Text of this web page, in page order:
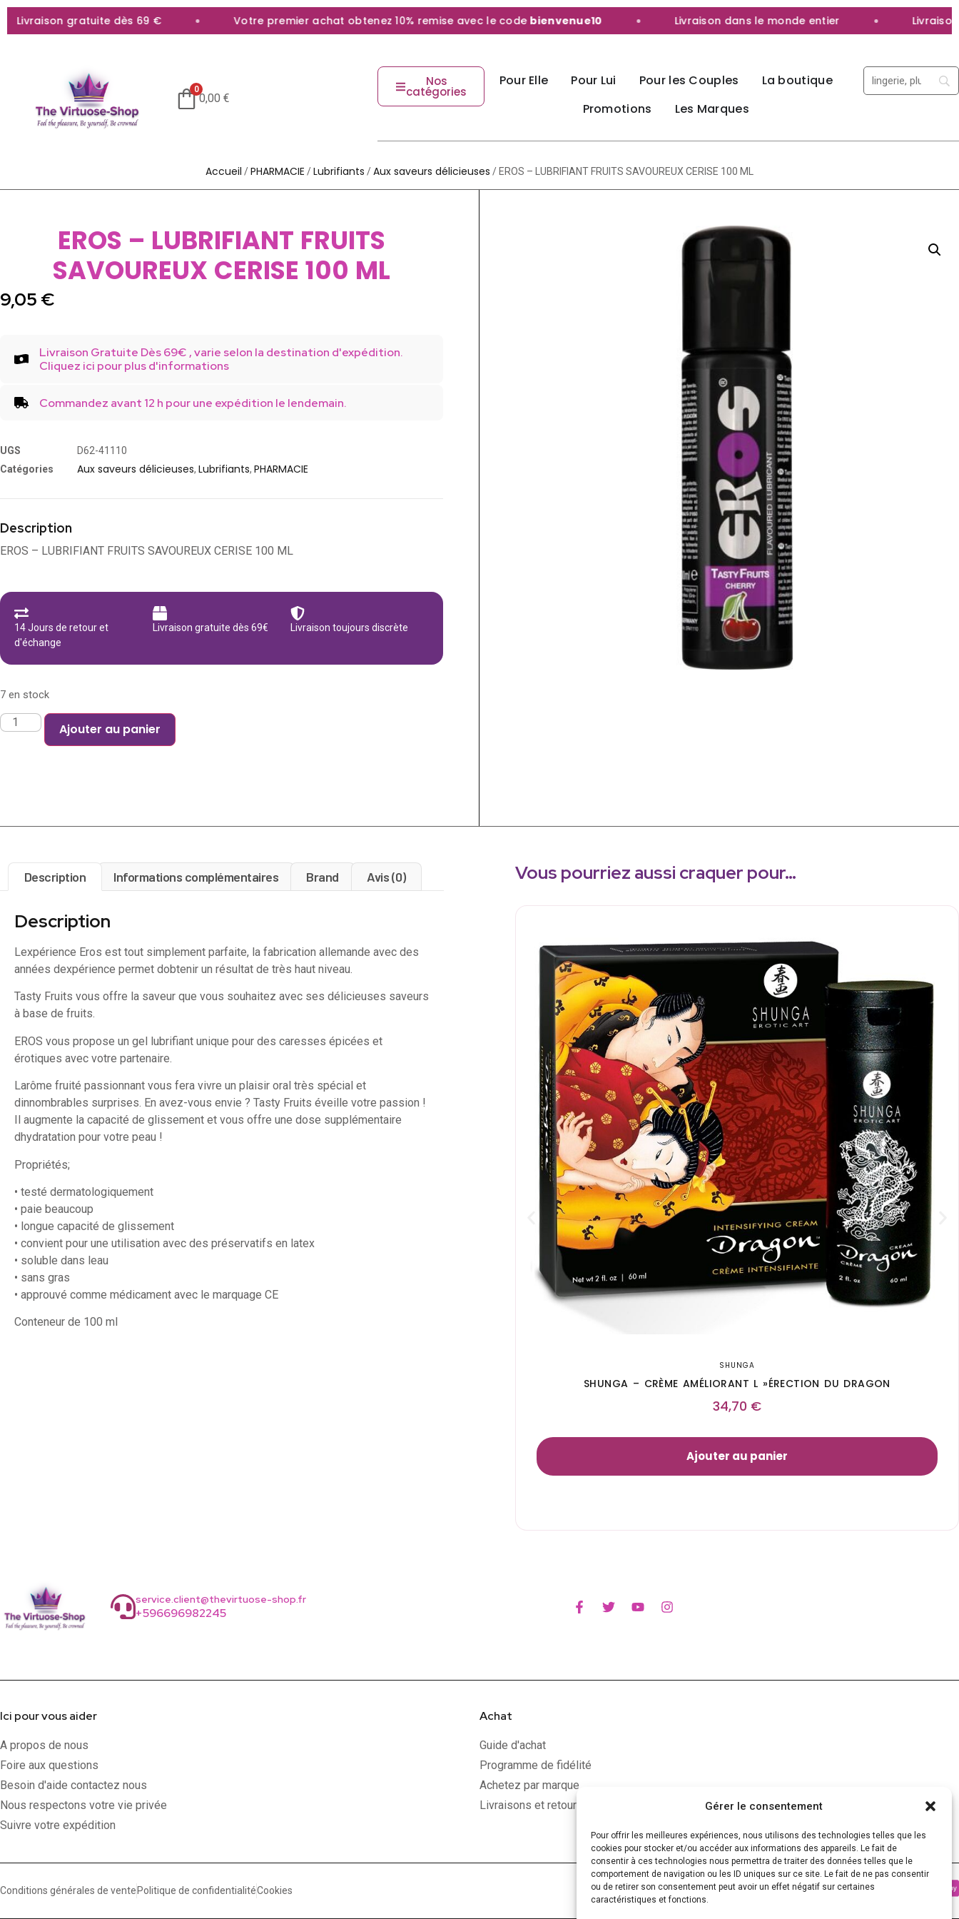
Gérer le consentement
Pour offrir les meilleures expériences, nous utilisons des technologies telles que les
cookies pour stocker et/ou accéder aux informations des appareils. Le fait de
consentir à ces technologies nous permettra de traiter des données telles que le
comportement de navigation ou les ID uniques sur ce site. Le fait de ne pas consentir
ou de retirer son consentement peut avoir un effet négatif sur certaines
caractéristiques et fonctions.
gratuite dès 69 € Votre premier achat obtenez 10% remise avec le code bienvenue10 Livraison dans le monde entier Livraison
0
0,00€
Nos
catégories
Pour Elle Pour Lui Pour les Couples
La boutique
Promotions
Les Marques
Accueil /PHARMACIE /Lubrifiants /Aux saveurs délicieuses / EROS – LUBRIFIANT FRUITS SAVOUREUX CERISE 100 ML
EROS – LUBRIFIANT FRUITS
SAVOUREUX CERISE 100 ML
9,05 €
Livraison Gratuite Dès 69€ , varie selon la destination d'expédition.
Cliquez ici pour plus d'informations
Commandez avant 12 h pour une expédition le lendemain.
UGS
D62-41110
Catégories
Aux saveurs délicieuses, Lubrifiants, PHARMACIE
Description
EROS – LUBRIFIANT FRUITS SAVOUREUX CERISE 100 ML
14 Jours de retour et
d'échange
Livraison gratuite dès 69€ Livraison toujours discrète
7 en stock
Ajouter au panier
Description Informations complémentaires Brand Avis (0)
Description
Lexpérience Eros est tout simplement parfaite, la fabrication allemande avec des
années dexpérience permet dobtenir un résultat de très haut niveau.
Tasty Fruits vous offre la saveur que vous souhaitez avec ses délicieuses saveurs
à base de fruits.
EROS vous propose un gel lubrifiant unique pour des caresses épicées et
érotiques avec votre partenaire.
Larôme fruité passionnant vous fera vivre un plaisir oral très spécial et
dinnombrables surprises. En avez-vous envie ? Tasty Fruits éveille votre passion !
Il augmente la capacité de glissement et vous offre une dose supplémentaire
dhydratation pour votre peau !
Propriétés;
• testé dermatologiquement
• paie beaucoup
• longue capacité de glissement
• convient pour une utilisation avec des préservatifs en latex
• soluble dans leau
• sans gras
• approuvé comme médicament avec le marquage CE
Conteneur de 100 ml
Vous pourriez aussi craquer pour…
SHUNGA
SHUNGA – CRÈME AMÉLIORANT L »ÉRECTION DU DRAGON
34,70 €
Ajouter au panier
service.client@thevirtuose-shop.fr
+596696982245
Ici pour vous aider
A propos de nous
Foire aux questions
Besoin d'aide contactez nous
Nous respectons votre vie privée
Suivre votre expédition
Achat
Guide d'achat
Programme de fidélité
Achetez par marque
Livraisons et retours
Conditions générales de vente Politique de confidentialitéCookies